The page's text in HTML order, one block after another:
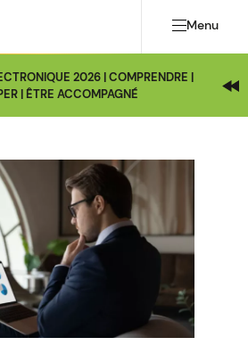
Menu
2026 | COMPRENDRE |
| ÊTRE ACCOMPAGNÉ